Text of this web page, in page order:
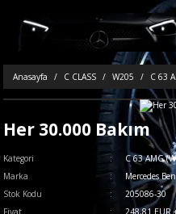
Anasayfa C CLASS W205 C 63
Her 30.000 Bakım
Kategori
C 63 AMG
Marka
Mercedes
Stok Kodu
205086-30
Fiyat
248,81 EUR